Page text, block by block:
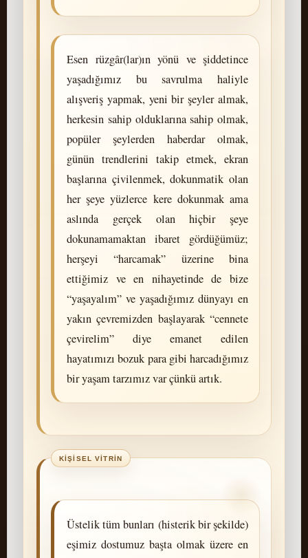
Esen rüzgâr(lar)ın yönü ve şiddetince
yaşadığımız bu savrulma haliyle
alışveriş yapmak, yeni bir şeyler almak,
herkesin sahip olduklarına sahip olmak,
popüler şeylerden haberdar olmak,
günün trendlerini takip etmek, ekran
başlarına çivilenmek, dokunmatik olan
her şeye yüzlerce kere dokunmak ama
aslında gerçek olan hiçbir şeye
dokunamamaktan ibaret gördüğümüz;
herşeyi “harcamak” üzerine bina
ettiğimiz ve en nihayetinde de bize
“yaşayalım” ve yaşadığımız dünyayı en
yakın çevremizden başlayarak “cennete
çevirelim” diye emanet edilen
hayatımızı bozuk para gibi harcadığımız
bir yaşam tarzımız var çünkü artık.
Üstelik tüm bunları (histerik bir şekilde)
eşimiz dostumuz başta olmak üzere en